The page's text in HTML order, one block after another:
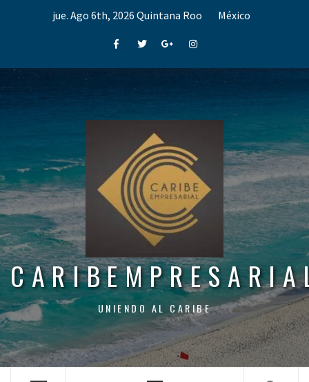
jue. Ago 6th, 2026 Quintana Roo México
FacebookTwitterGoogle+Instagram
UNIENDO AL CARIBE